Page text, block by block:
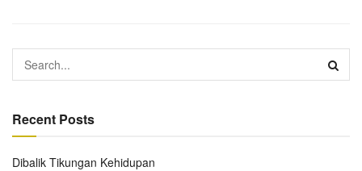
Recent Posts
Dibalik Tikungan Kehidupan